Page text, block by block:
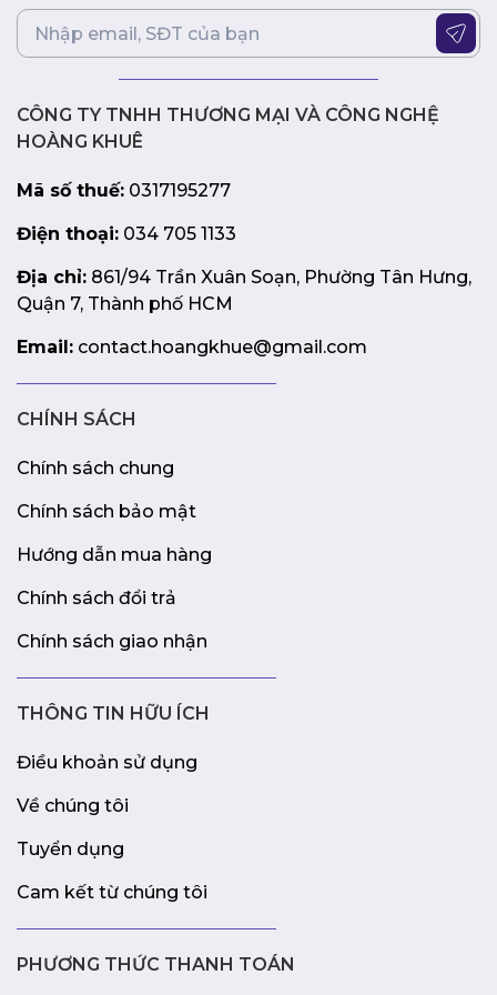
CÔNG TY TNHH THƯƠNG MẠI VÀ CÔNG NGHỆ
HOÀNG KHUÊ
Mã số thuế: 0317195277
Điện thoại: 034 705 1133
Địa chỉ: 861/94 Trần Xuân Soạn, Phường Tân Hưng,
Quận 7, Thành phố HCM
Email: contact.hoangkhue@gmail.com
CHÍNH SÁCH
Chính sách chung
Chính sách bảo mật
Hướng dẫn mua hàng
Chính sách đổi trả
Chính sách giao nhận
THÔNG TIN HỮU ÍCH
Điều khoản sử dụng
Về chúng tôi
Tuyển dụng
Cam kết từ chúng tôi
PHƯƠNG THỨC THANH TOÁN